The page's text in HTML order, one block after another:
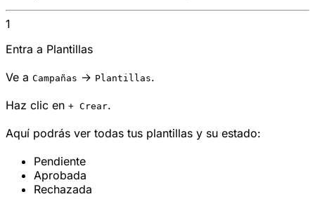
1
Entra a Plantillas
Ve a Campañas → Plantillas.
Haz clic en + Crear.
Aquí podrás ver todas tus plantillas y su estado:
Pendiente
Aprobada
Rechazada